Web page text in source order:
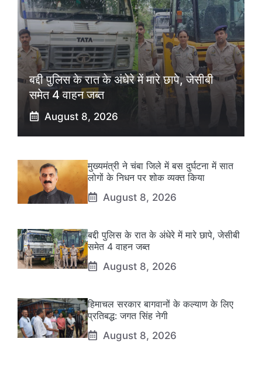
बद्दी पुलिस के रात के अंधेरे में मारे छापे, जेसीबी
समेत 4 वाहन जब्त
August 8, 2026
मुख्यमंत्री ने चंबा जिले में बस दुर्घटना में सात
लोगों के निधन पर शोक व्यक्त किया
August 8, 2026
बद्दी पुलिस के रात के अंधेरे में मारे छापे, जेसीबी
समेत 4 वाहन जब्त
August 8, 2026
हिमाचल सरकार बागवानों के कल्याण के लिए
प्रतिबद्ध: जगत सिंह नेगी
August 8, 2026